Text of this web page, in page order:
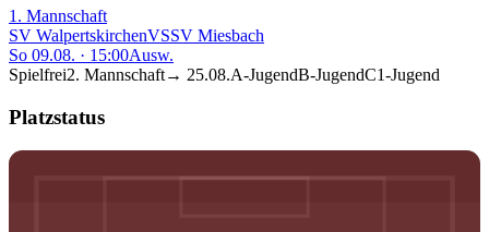
1. Mannschaft
SV WalpertskirchenVSSV Miesbach
So 09.08. · 15:00Ausw.
Spielfrei2. Mannschaft→ 25.08.A-JugendB-JugendC1-Jugend
Platzstatus